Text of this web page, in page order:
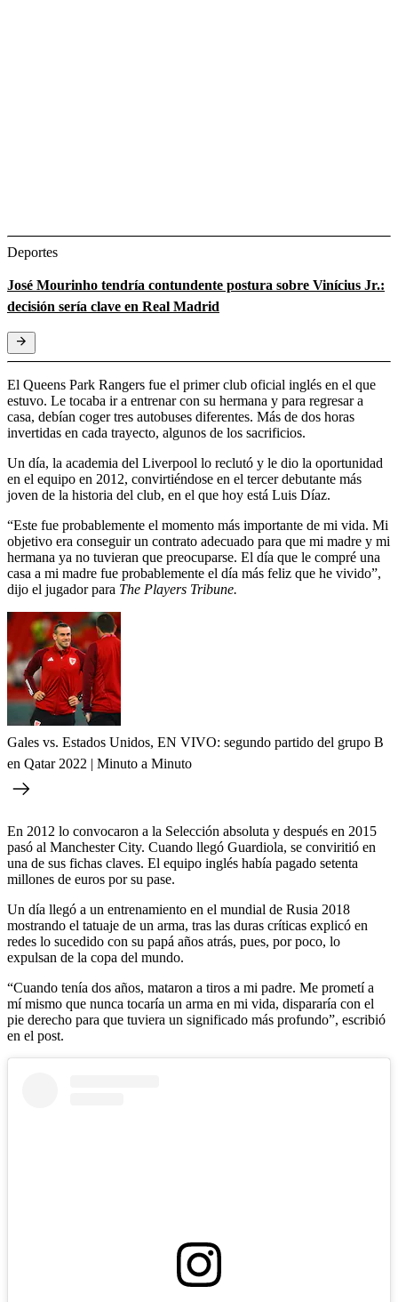
Deportes
José Mourinho tendría contundente postura sobre Vinícius Jr.:
decisión sería clave en Real Madrid
El Queens Park Rangers fue el primer club oficial inglés en el que
estuvo. Le tocaba ir a entrenar con su hermana y para regresar a
casa, debían coger tres autobuses diferentes. Más de dos horas
invertidas en cada trayecto, algunos de los sacrificios.
Un día, la academia del Liverpool lo reclutó y le dio la oportunidad
en el equipo en 2012, convirtiéndose en el tercer debutante más
joven de la historia del club, en el que hoy está Luis Díaz.
“Este fue probablemente el momento más importante de mi vida. Mi
objetivo era conseguir un contrato adecuado para que mi madre y mi
hermana ya no tuvieran que preocuparse. El día que le compré una
casa a mi madre fue probablemente el día más feliz que he vivido”,
dijo el jugador para The Players Tribune.
Gales vs. Estados Unidos, EN VIVO: segundo partido del grupo B
en Qatar 2022 | Minuto a Minuto
En 2012 lo convocaron a la Selección absoluta y después en 2015
pasó al Manchester City. Cuando llegó Guardiola, se conviritió en
una de sus fichas claves. El equipo inglés había pagado setenta
millones de euros por su pase.
Un día llegó a un entrenamiento en el mundial de Rusia 2018
mostrando el tatuaje de un arma, tras las duras críticas explicó en
redes lo sucedido con su papá años atrás, pues, por poco, lo
expulsan de la copa del mundo.
“Cuando tenía dos años, mataron a tiros a mi padre. Me prometí a
mí mismo que nunca tocaría un arma en mi vida, dispararía con el
pie derecho para que tuviera un significado más profundo”, escribió
en el post.